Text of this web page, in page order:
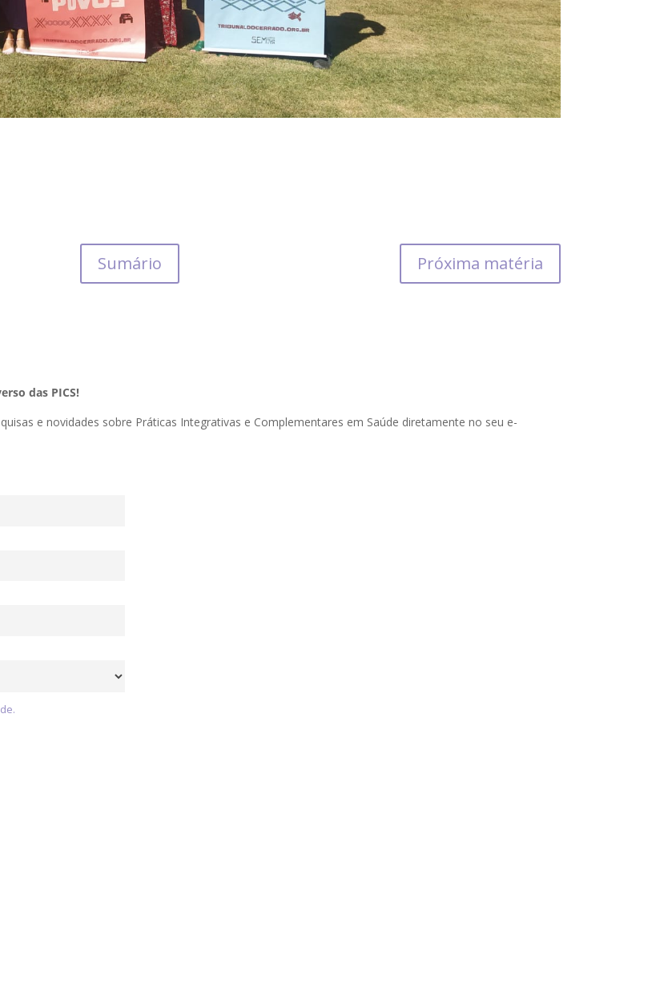
Sumário Próxima matéria
das PICS!
e novidades sobre Práticas Integrativas e Complementares em Saúde diretamente no seu e-